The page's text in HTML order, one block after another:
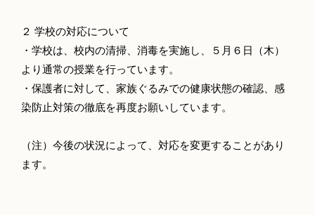
２ 学校の対応について
・学校は、校内の清掃、消毒を実施し、５月６日（木）
より通常の授業を行っています。
・保護者に対して、家族ぐるみでの健康状態の確認、感
染防止対策の徹底を再度お願いしています。
（注）今後の状況によって、対応を変更することがあり
ます。